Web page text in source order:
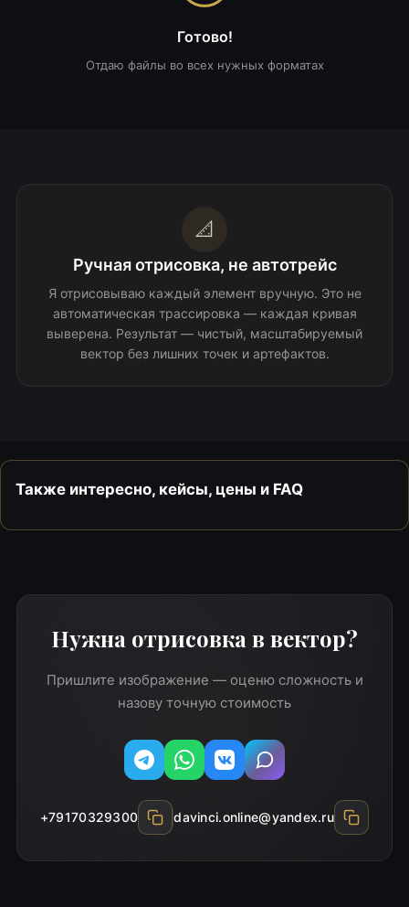
Готово!
Отдаю файлы во всех нужных форматах
📐
Ручная отрисовка, не автотрейс
Я отрисовываю каждый элемент вручную. Это не
автоматическая трассировка — каждая кривая
выверена. Результат — чистый, масштабируемый
вектор без лишних точек и артефактов.
Также интересно, кейсы, цены и FAQ
Нужна отрисовка в вектор?
Пришлите изображение — оценю сложность и
назову точную стоимость
TelegramWhatsAppВконтакте
MAX
+79170329300 davinci.online@yandex.ru